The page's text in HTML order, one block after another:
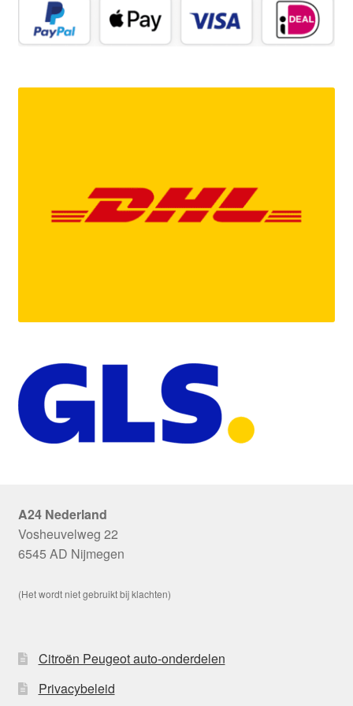
A24 Nederland
Vosheuvelweg 22
6545 AD Nijmegen
(Het wordt niet gebruikt bij klachten)
Citroën Peugeot auto-onderdelen
Privacybeleid